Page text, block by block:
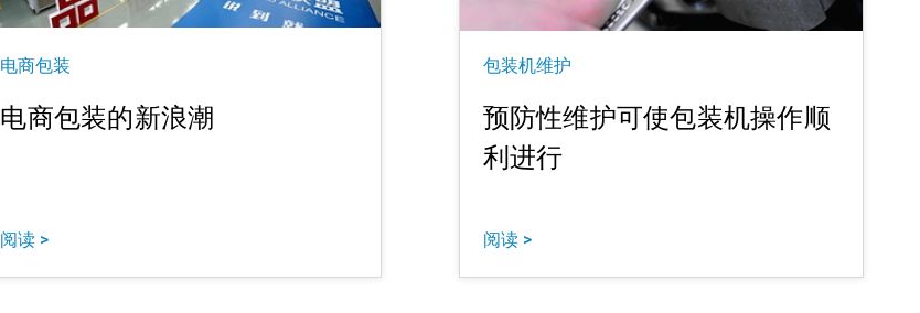
电商包装
电商包装的新浪潮
阅读 >
包装机维护
预防性维护可使包装机操作顺
利进行
阅读 >